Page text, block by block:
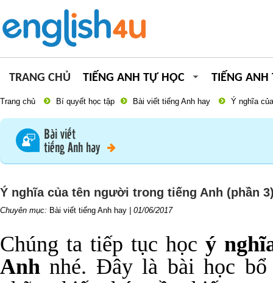
TRANG CHỦ TIẾNG ANH TỰ HỌC TIẾNG ANH
Trang chủ Bí quyết học tập Bài viết tiếng Anh hay Ý nghĩa
Bài viết
tiếng Anh hay
Ý nghĩa của tên người trong tiếng Anh (phần
Chuyên mục: Bài viết tiếng Anh hay 01/06/2017
Chúng ta tiếp tục học ý
Anhnhé. Đây là bài học bổ